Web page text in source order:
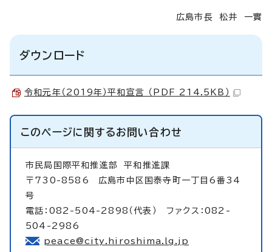
広島市長 松井 一實
ダウンロード
令和元年（2019年）平和宣言 （PDF 214.5KB）
このページに関するお問い合わせ
市民局国際平和推進部平和推進課
〒730-8586 広島市中区国泰寺町一丁目6番34
号
電話：082-504-2898（代表） ファクス：082-
504-2986
peace@city.hiroshima.lg.jp